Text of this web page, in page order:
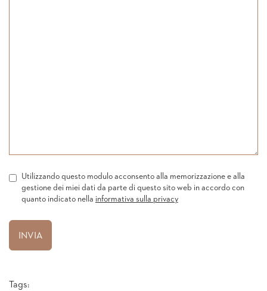
Utilizzando questo modulo acconsento alla memorizzazione e alla
gestione dei miei dati da parte di questo sito web in accordo con
quanto indicato nella informativa sulla privacy
Tags: